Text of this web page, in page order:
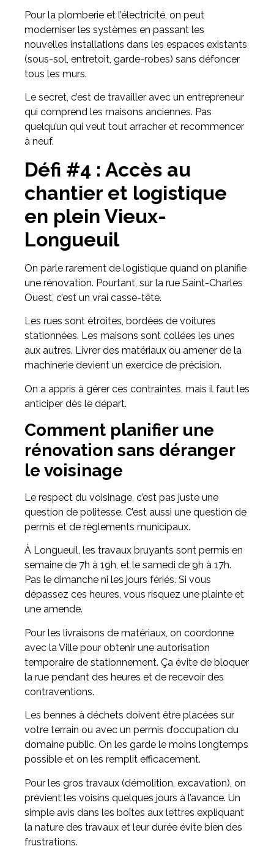
Pour la plomberie et l’électricité, on peut
moderniser les systèmes en passant les
nouvelles installations dans les espaces existants
(sous-sol, entretoit, garde-robes) sans défoncer
tous les murs.
Le secret, c’est de travailler avec un entrepreneur
qui comprend les maisons anciennes. Pas
quelqu’un qui veut tout arracher et recommencer
à neuf.
Défi #4 : Accès au
chantier et logistique
en plein Vieux-
Longueuil
On parle rarement de logistique quand on planifie
une rénovation. Pourtant, sur la rue Saint-Charles
Ouest, c’est un vrai casse-tête.
Les rues sont étroites, bordées de voitures
stationnées. Les maisons sont collées les unes
aux autres. Livrer des matériaux ou amener de la
machinerie devient un exercice de précision.
On a appris à gérer ces contraintes, mais il faut les
anticiper dès le départ.
Comment planifier une
rénovation sans déranger
le voisinage
Le respect du voisinage, c’est pas juste une
question de politesse. C’est aussi une question de
permis et de règlements municipaux.
À Longueuil, les travaux bruyants sont permis en
semaine de 7h à 19h, et le samedi de 9h à 17h.
Pas le dimanche ni les jours fériés. Si vous
dépassez ces heures, vous risquez une plainte et
une amende.
Pour les livraisons de matériaux, on coordonne
avec la Ville pour obtenir une autorisation
temporaire de stationnement. Ça évite de bloquer
la rue pendant des heures et de recevoir des
contraventions.
Les bennes à déchets doivent être placées sur
votre terrain ou avec un permis d’occupation du
domaine public. On les garde le moins longtemps
possible et on les remplit efficacement.
Pour les gros travaux (démolition, excavation), on
prévient les voisins quelques jours à l’avance. Un
simple avis dans les boîtes aux lettres expliquant
la nature des travaux et leur durée évite bien des
frustrations.